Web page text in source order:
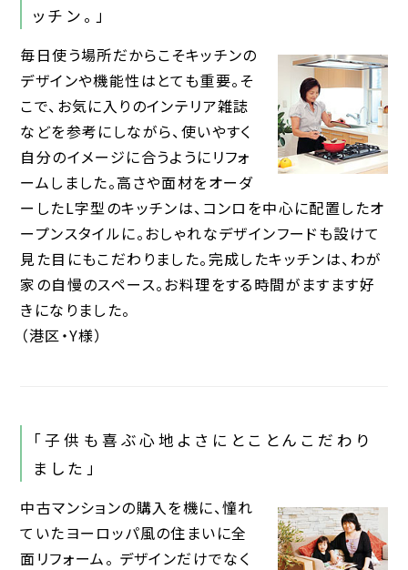
ッチン。」
毎日使う場所だからこそキッチンの
デザインや機能性はとても重要。そ
こで、お気に入りのインテリア雑誌
などを参考にしながら、使いやすく
自分のイメージに合うようにリフォ
ームしました。高さや面材をオーダ
ーしたL字型のキッチンは、コンロを中心に配置したオ
ープンスタイルに。おしゃれなデザインフードも設けて
見た目にもこだわりました。完成したキッチンは、わが
家の自慢のスペース。お料理をする時間がますます好
きになりました。
（港区・Y様）
「子供も喜ぶ心地よさにとことんこだわり
ました」
中古マンションの購入を機に、憧れ
ていたヨーロッパ風の住まいに全
面リフォーム。 デザインだけでなく